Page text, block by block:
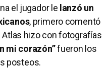
el jugador le lanzó un
, primero comentó
hizo con fotografías
mi corazón”fueron los
posteos.